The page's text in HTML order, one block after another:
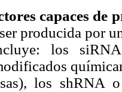
capaces
producida por
los
los shRNA